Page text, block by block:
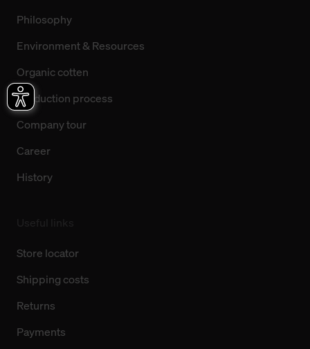
Philosophy
Environment & Resources
Organic cotten
Production process
Company tour
Career
History
Store locator
Shipping costs
Returns
Payments